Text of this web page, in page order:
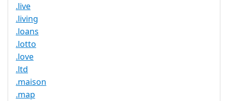
.live
.living
.loans
.lotto
.love
.ltd
.maison
.map